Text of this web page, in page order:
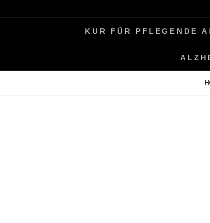
to
PERIFAIR
KUR FÜR PFLEGENDE